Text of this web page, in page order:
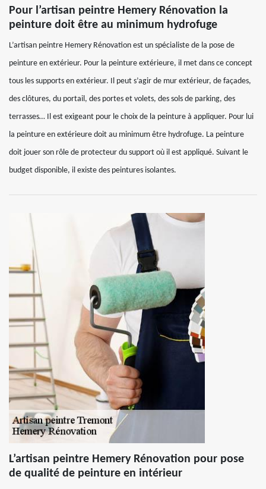
Pour l’artisan peintre Hemery Rénovation la
peinture doit être au minimum hydrofuge
L’artisan peintre Hemery Rénovation est un spécialiste de la pose de
peinture en extérieur. Pour la peinture extérieure, il met dans ce concept
tous les supports en extérieur. Il peut s’agir de mur extérieur, de façades,
des clôtures, du portail, des portes et volets, des sols de parking, des
terrasses… Il est exigeant pour le choix de la peinture à appliquer. Pour lui
la peinture en extérieure doit au minimum être hydrofuge. La peinture
doit jouer son rôle de protecteur du support où il est appliqué. Suivant le
budget disponible, il existe des peintures isolantes.
L’artisan peintre Hemery Rénovation pour pose
de qualité de peinture en intérieur